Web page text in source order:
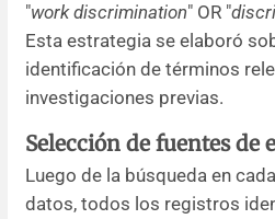
"work discrimination" OR "
Esta estrategia se elaboró
identificación de términos
investigaciones previas.
Selección de fuentes de
Luego de la búsqueda en
datos, todos los registros